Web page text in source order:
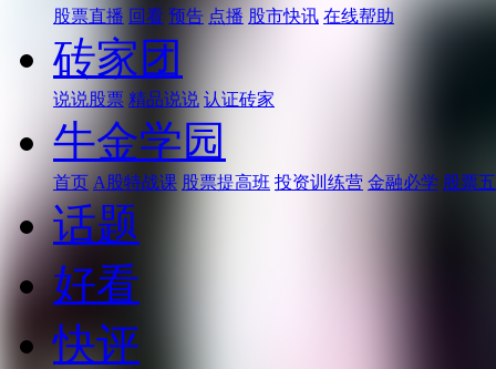
股票直播 回看 预告 点播 股市快讯 在线帮助
砖家团
说说股票 精品说说 认证砖家
牛金学园
首页 A股特战课 股票提高班 投资训练营 金融必学 股票
话题
好看
快评